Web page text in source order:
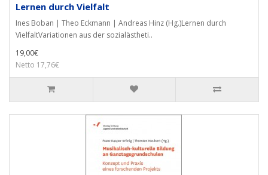
Lernen durch Vielfalt
Ines Boban | Theo Eckmann | Andreas Hinz (Hg.)Lernen durch
VielfaltVariationen aus der sozialästheti..
19,00€
Netto 17,76€